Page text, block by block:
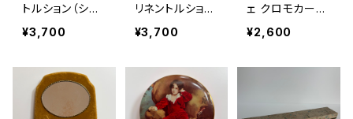
トルション（シン
プルなライン柄
／france antiq
アンティーク
¥3,700
リネントルション
（イニシャル刺繍
入り／france a
ンスアンティー
ク
¥3,700
ェ クロモカード
“UNE NOC
E”（子どもたちの
¥2,600